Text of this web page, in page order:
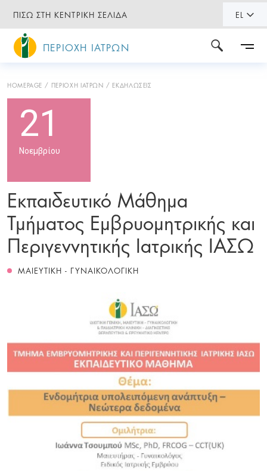
ΠΙΣΩ ΣΤΗ ΚΕΝΤΡΙΚΗ ΣΕΛΙΔΑ EL
ΠΕΡΙΟΧΗ ΙΑΤΡΩΝ
HOMEPAGE ΠΕΡΙΟΧΗ ΙΑΤΡΩΝ ΕΚΔΗΛΩΣΕΙΣ
21
Νοεμβρίου
Εκπαιδευτικό Μάθημα
Τμήματος Εμβρυομητρικής και
Περιγεννητικής Ιατρικής ΙΑΣΩ
ΜΑΙΕΥΤΙΚΗ - ΓΥΝΑΙΚΟΛΟΓΙΚΗ